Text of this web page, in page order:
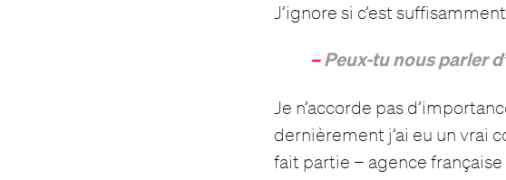
J’ignore si c’est
–Peux-tu nous parler
Je n’accorde pas
dernièrement j’ai eu un vrai
fait partie – agence